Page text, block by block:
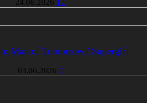
24.06.2026 12
Man of Tomorrow / Supergirl
03.06.2026 7